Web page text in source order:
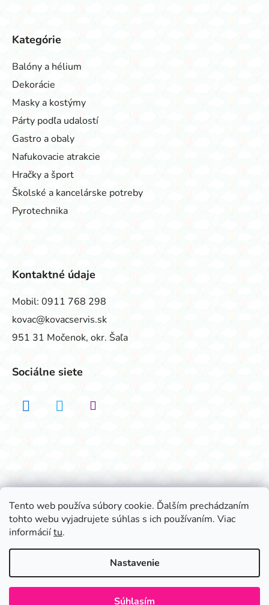
Tento web používa súbory cookie. Ďalším prechádzaním
tohto webu vyjadrujete súhlas s ich používaním. Viac
informáciítu.
Nastavenie
Súhlasím
Kategórie
Balóny a hélium
Dekorácie
Masky a kostýmy
Párty podľa udalostí
Gastro a obaly
Nafukovacie atrakcie
Hračky a šport
Školské a kancelárske potreby
Pyrotechnika
Kontaktné údaje
Mobil: 0911 768 298
kovac@kovacservis.sk
951 31 Močenok, okr. Šaľa
Sociálne siete
vyhradené.